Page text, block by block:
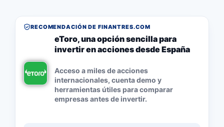
RECOMENDACIÓN DE FINANTRES.COM
eToro, una opción sencilla para
invertir en acciones desde España
Acceso a miles de acciones
internacionales, cuenta demo y
herramientas útiles para comparar
empresas antes de invertir.